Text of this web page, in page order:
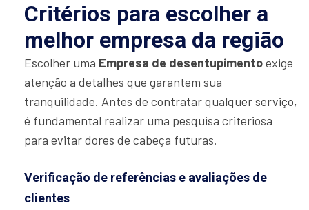
Critérios para escolher a
melhor empresa da região
Escolher uma Empresa de desentupimentoexige
atenção a detalhes que garantem sua
tranquilidade. Antes de contratar qualquer serviço,
é fundamental realizar uma pesquisa criteriosa
para evitar dores de cabeça futuras.
Verificação de referências e avaliações de
clientes